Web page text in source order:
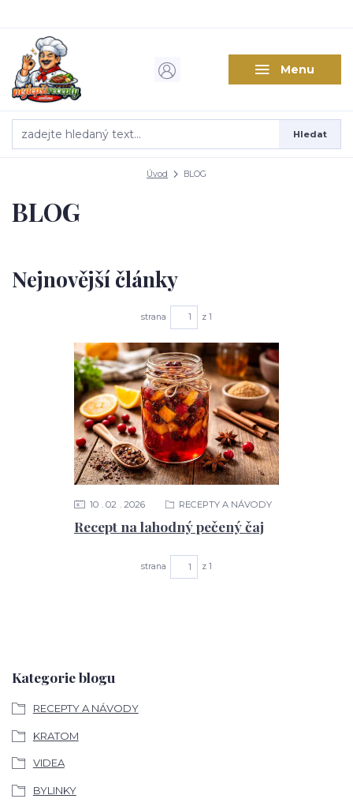
Menu
Hledat
Úvod BLOG
Kategorie blogu
RECEPTY A NÁVODY
KRATOM
VIDEA
BYLINKY
BLOG
Nejnovější články
strana z 1
Recept na lahodný pečený čaj
10 02 2026 RECEPTY A NÁVODY
strana z 1